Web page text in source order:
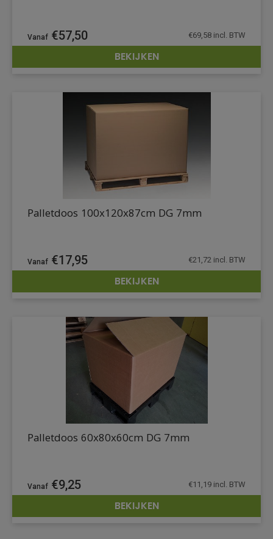
DETAILS
€57,50 €69,58 incl. BTW
BEKIJKEN
DETAILS
Palletdoos 100x120x87cm DG 7mm
€17,95 €21,72 incl. BTW
BEKIJKEN
DETAILS
Palletdoos 60x80x60cm DG 7mm
€9,25 €11,19 incl. BTW
BEKIJKEN